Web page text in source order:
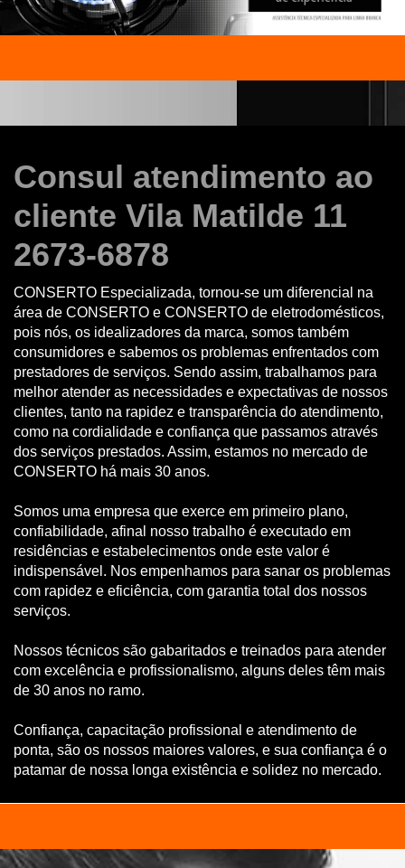
Consul atendimento ao
cliente Vila Matilde 11
2673-6878
CONSERTO Especializada, tornou-se um diferencial na
área de CONSERTO e CONSERTO de eletrodomésticos,
pois nós, os idealizadores da marca, somos também
consumidores e sabemos os problemas enfrentados com
prestadores de serviços. Sendo assim, trabalhamos para
melhor atender as necessidades e expectativas de nossos
clientes, tanto na rapidez e transparência do atendimento,
como na cordialidade e confiança que passamos através
dos serviços prestados. Assim, estamos no mercado de
CONSERTO há mais 30 anos.
Somos uma empresa que exerce em primeiro plano,
confiabilidade, afinal nosso trabalho é executado em
residências e estabelecimentos onde este valor é
indispensável. Nos empenhamos para sanar os problemas
com rapidez e eficiência, com garantia total dos nossos
serviços.
Nossos técnicos são gabaritados e treinados para atender
com excelência e profissionalismo, alguns deles têm mais
de 30 anos no ramo.
Confiança, capacitação profissional e atendimento de
ponta, são os nossos maiores valores, e sua confiança é o
patamar de nossa longa existência e solidez no mercado.